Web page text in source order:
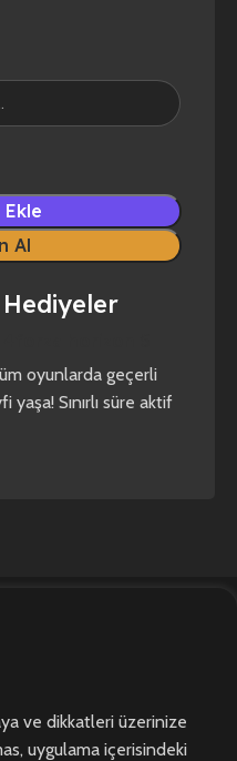
Al
oyunlarda geçerli
Sınırlı süre aktif
ve dikkatleri üzerinize
uygulama içerisindeki